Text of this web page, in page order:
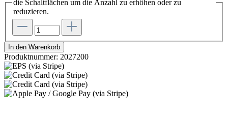
die Schaltflächen um die Anzahl zu erhöhen oder zu
reduzieren.
In den Warenkorb
Produktnummer: 2027200